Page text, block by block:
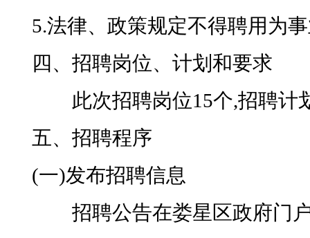
5.法律、政策规定不得聘用为
四、招聘岗位、计划和要求
此次招聘岗位15个,招聘计
五、招聘程序
(一)发布招聘信息
招聘公告在娄星区政府门户